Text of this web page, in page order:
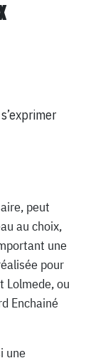
peut
au choix,
une
pour
Lolmede, ou
Enchainé
une